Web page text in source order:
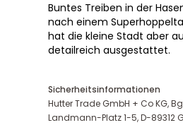
Buntes Treiben in der
nach einem
hat die kleine Stadt aber
detailreich ausgestattet.
Sicherheitsinformationen
Hutter Trade GmbH + Co KG,
Landmann-Platz 1-5, D-89312